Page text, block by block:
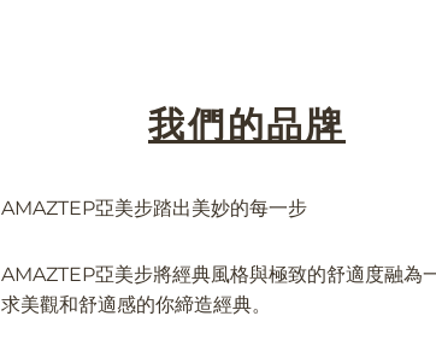
我們的品牌
AMAZTEP亞美步踏出美妙的每一步
AMAZTEP亞美步將經典風格與極致的舒適度融為
求美觀和舒適感的你締造經典。